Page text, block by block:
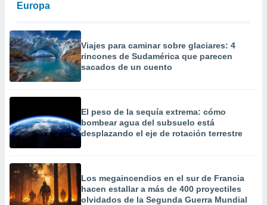
Europa
Viajes para caminar sobre glaciares: 4
rincones de Sudamérica que parecen
sacados de un cuento
El peso de la sequía extrema: cómo
bombear agua del subsuelo está
desplazando el eje de rotación terrestre
Los megaincendios en el sur de Francia
hacen estallar a más de 400 proyectiles
olvidados de la Segunda Guerra Mundial